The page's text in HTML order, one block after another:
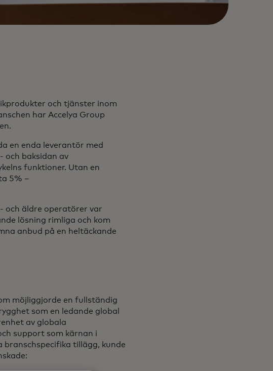
och tjänster inom
har Accelya Group
en enda leverantör med
och baksidan av
funktioner. Utan en
5% –
och äldre operatörer var
lösning rimliga och kom
anbud på en heltäckande
möjliggjorde en fullständig
som en ledande global
av globala
support som kärnan i
branschspecifika tillägg, kunde